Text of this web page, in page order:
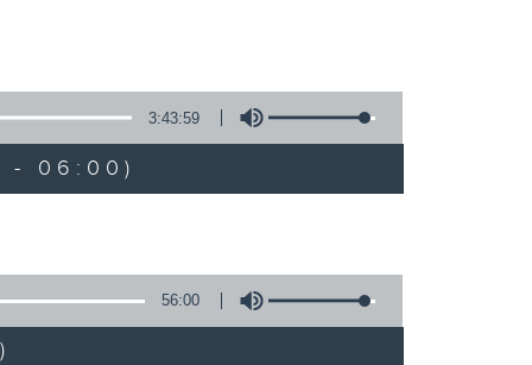
3:43:59
- 06:00)
56:00